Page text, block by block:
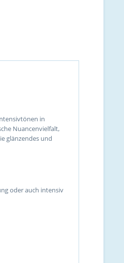
in
Nuancenvielfalt,
glänzendes und
oder auch intensiv